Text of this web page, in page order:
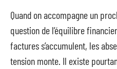
Quand on accompagne un
question de l’équilibre
factures s’accumulent, les
tension monte. Il existe